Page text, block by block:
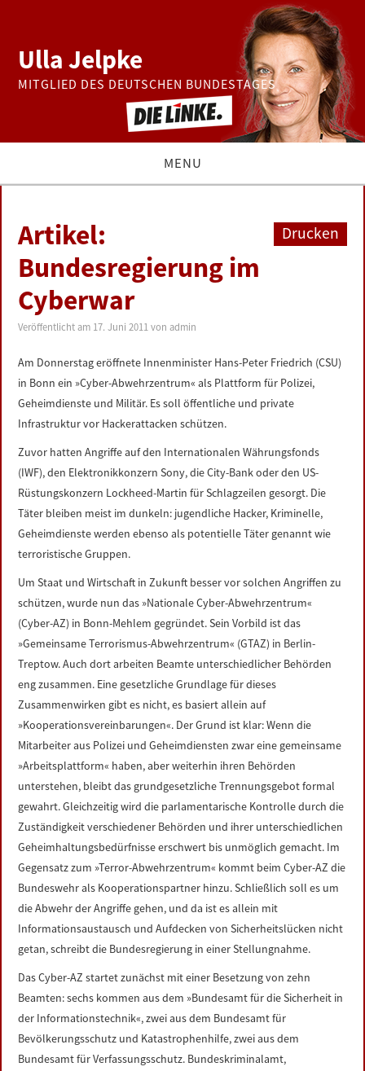
Ulla Jelpke
MITGLIED DES DEUTSCHEN BUNDESTAGES
MENU
BUNDESTAG
PRESSE
ZUR PERSON
LINKS
DATENSCHUTZERKLÄRUNG
IMPRESSUM
Drucken
Artikel:
Bundesregierung im
Cyberwar
Veröffentlicht am 17. Juni 2011 vonadmin
Am Donnerstag eröffnete Innenminister Hans-Peter Friedrich (CSU)
in Bonn ein »Cyber-Abwehrzentrum« als Plattform für Polizei,
Geheimdienste und Militär. Es soll öffentliche und private
Infrastruktur vor Hackerattacken schützen.
Zuvor hatten Angriffe auf den Internationalen Währungsfonds
(IWF), den Elektronikkonzern Sony, die City-Bank oder den US-
Rüstungskonzern Lockheed-Martin für Schlagzeilen gesorgt. Die
Täter bleiben meist im dunkeln: jugendliche Hacker, Kriminelle,
Geheimdienste werden ebenso als potentielle Täter genannt wie
terroristische Gruppen.
Um Staat und Wirtschaft in Zukunft besser vor solchen Angriffen zu
schützen, wurde nun das »Nationale Cyber-Abwehrzentrum«
(Cyber-AZ) in Bonn-Mehlem gegründet. Sein Vorbild ist das
»Gemeinsame Terrorismus-Abwehrzentrum« (GTAZ) in Berlin-
Treptow. Auch dort arbeiten Beamte unterschiedlicher Behörden
eng zusammen. Eine gesetzliche Grundlage für dieses
Zusammenwirken gibt es nicht, es basiert allein auf
»Kooperationsvereinbarungen«. Der Grund ist klar: Wenn die
Mitarbeiter aus Polizei und Geheimdiensten zwar eine gemeinsame
»Arbeitsplattform« haben, aber weiterhin ihren Behörden
unterstehen, bleibt das grundgesetzliche Trennungsgebot formal
gewahrt. Gleichzeitig wird die parlamentarische Kontrolle durch die
Zuständigkeit verschiedener Behörden und ihrer unterschiedlichen
Geheimhaltungsbedürfnisse erschwert bis unmöglich gemacht. Im
Gegensatz zum »Terror-Abwehrzentrum« kommt beim Cyber-AZ die
Bundeswehr als Kooperationspartner hinzu. Schließlich soll es um
die Abwehr der Angriffe gehen, und da ist es allein mit
Informationsaustausch und Aufdecken von Sicherheitslücken nicht
getan, schreibt die Bundesregierung in einer Stellungnahme.
Das Cyber-AZ startet zunächst mit einer Besetzung von zehn
Beamten: sechs kommen aus dem »Bundesamt für die Sicherheit in
der Informationstechnik«, zwei aus dem Bundesamt für
Bevölkerungsschutz und Katastrophenhilfe, zwei aus dem
Bundesamt für Verfassungsschutz. Bundeskriminalamt,